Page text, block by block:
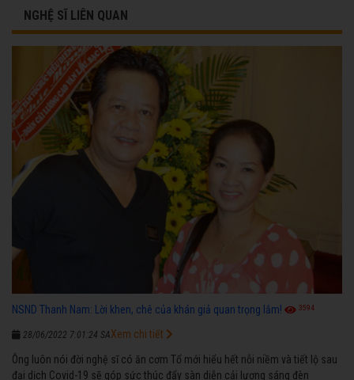
NGHỆ SĨ LIÊN QUAN
NSND Thanh Nam: Lời khen, chê của khán giả quan trọng lắm! 3594
28/06/2022 7:01:24 SA
Ông luôn nói đời nghệ sĩ có ăn cơm Tổ mới hiểu hết nỗi niềm và tiết lộ sau
đại dịch Covid-19 sẽ góp sức thúc đẩy sàn diễn cải lương sáng đèn
Xem chi tiết